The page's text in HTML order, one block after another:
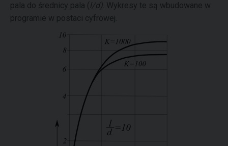
pala do średnicy pala ( l/d) . Wykresy te są wbudowane w
programie w postaci cyfrowej.